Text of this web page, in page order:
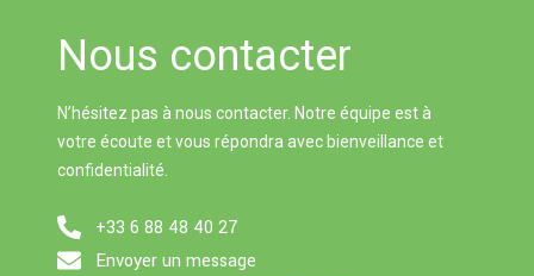
Nous contacter
N’hésitez pas à nous contacter. Notre équipe est à
votre écoute et vous répondra avec bienveillance et
confidentialité.
+33 6 88 48 40 27
Envoyer un message